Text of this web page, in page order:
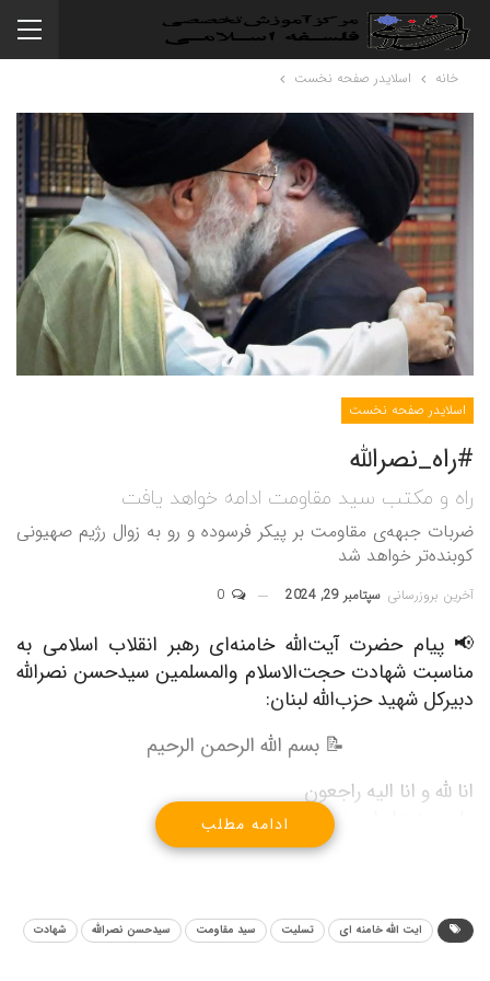
خانه اسلایدر صفحه نخست
اسلایدر صفحه نخست
#راه_نصرالله
راه و مکتب سید مقاومت ادامه خواهد یافت
ضربات جبهه‌ی مقاومت بر پیکر فرسوده و رو به زوال رژیم صهیونی
کوبنده‌تر خواهد شد
آخرین بروزرسانی سپتامبر 29, 2024
📢 پیام حضرت آیت‌الله خامنه‌ای رهبر انقلاب اسلامی به
مناسبت شهادت حجت‌الاسلام والمسلمین سیدحسن نصرالله
دبیرکل شهید حزب‌الله لبنان:
📝 بسم اللّه الرحمن الرحیم
انا للّه و انا الیه راجعون
دینی، و رهبر مدبر سیاسی، جناب سید حسن نصرالله
رضوان‌الله‌علیه، در حوادث دیشب لبنان به فیض شهادت نائل
ادامه مطلب
ایت الله خامنه ای تسلیت سید مقاومت سیدحسن نصرالله شهادت